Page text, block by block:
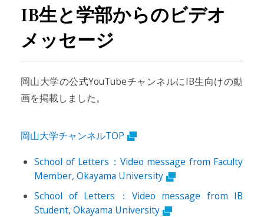
IB生と学部からのビデオ
メッセージ
岡山大学の公式YouTubeチャンネルにIB生向けの動
画を掲載しました。
岡山大学チャンネルTOP
School of Letters：Video message from Faculty
Member, Okayama University
School of Letters：Video message from IB
Student, Okayama University